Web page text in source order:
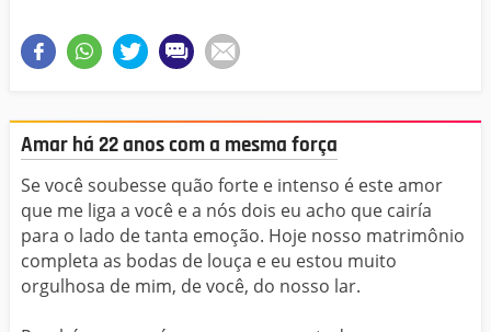
Amar há 22 anos com a mesma força
Se você soubesse quão forte e intenso é este amor
que me liga a você e a nós dois eu acho que cairía
para o lado de tanta emoção. Hoje nosso matrimônio
completa as bodas de louça e eu estou muito
orgulhosa de mim, de você, do nosso lar.